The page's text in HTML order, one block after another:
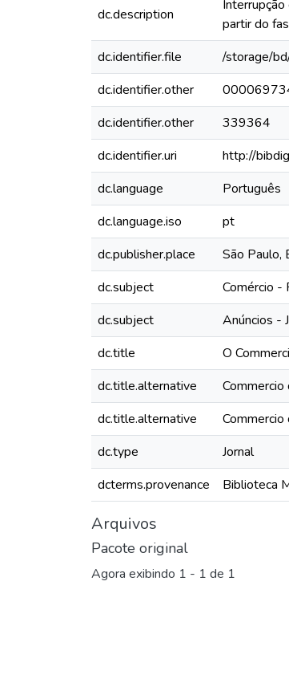
dc.description
partir do
dc.identifier.file
/storage/
dc.identifier.other
dc.identifier.other
339364
dc.identifier.uri
http://
dc.language
Português
dc.language.iso
pt
dc.publisher.place
São Paulo,
dc.subject
Comércio -
dc.subject
Anúncios -
dc.title
O
dc.title.alternative
Commercio
dc.title.alternative
Commercio
dc.type
Jornal
dcterms.provenance
Biblioteca
Arquivos
Pacote original
Agora exibindo 1 - 1 de 1